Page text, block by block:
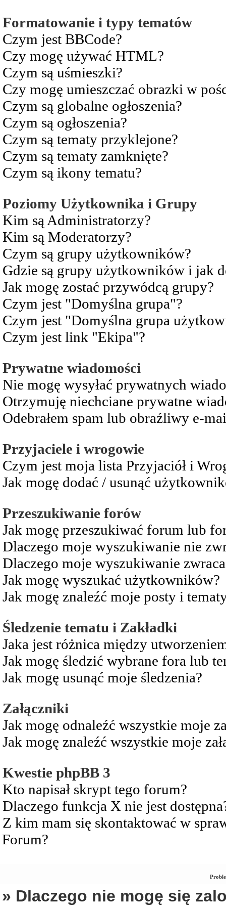
Formatowanie i typy tematów
Czym jest BBCode?
Czy mogę używać HTML?
Czym są uśmieszki?
Czy mogę umieszczać obrazki w
Czym są globalne ogłoszenia?
Czym są ogłoszenia?
Czym są tematy przyklejone?
Czym są tematy zamknięte?
Czym są ikony tematu?
Poziomy Użytkownika i Grupy
Kim są Administratorzy?
Kim są Moderatorzy?
Czym są grupy użytkowników?
Gdzie są grupy użytkowników i jak
Jak mogę zostać przywódcą grupy?
Czym jest "Domyślna grupa"?
Czym jest "Domyślna grupa
Czym jest link "Ekipa"?
Prywatne wiadomości
Nie mogę wysyłać prywatnych
Otrzymuję niechciane prywatne
Odebrałem spam lub obraźliwy e-
Przyjaciele i wrogowie
Czym jest moja lista Przyjaciół i
Jak mogę dodać / usunąć
Przeszukiwanie forów
Jak mogę przeszukiwać forum lub
Dlaczego moje wyszukiwanie nie
Dlaczego moje wyszukiwanie
Jak mogę wyszukać użytkowników?
Jak mogę znaleźć moje posty i
Śledzenie tematu i Zakładki
Jaka jest różnica między
Jak mogę śledzić wybrane fora lub
Jak mogę usunąć moje śledzenia?
Załączniki
Jak mogę odnaleźć wszystkie moje
Jak mogę znaleźć wszystkie moje
Kwestie phpBB 3
Kto napisał skrypt tego forum?
Dlaczego funkcja X nie jest
Z kim mam się skontaktować w
Forum?
» Dlaczego nie mogę się